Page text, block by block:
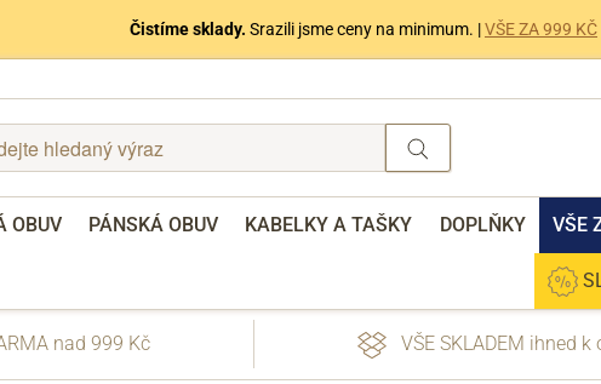
Čistíme sklady. Srazili jsme ceny na minimum. |VŠE ZA 999 KČ
OBUV PÁNSKÁ OBUV KABELKY A TAŠKY DOPLŇKY VŠE
nad 999 Kč VŠE SKLADEM ihned k